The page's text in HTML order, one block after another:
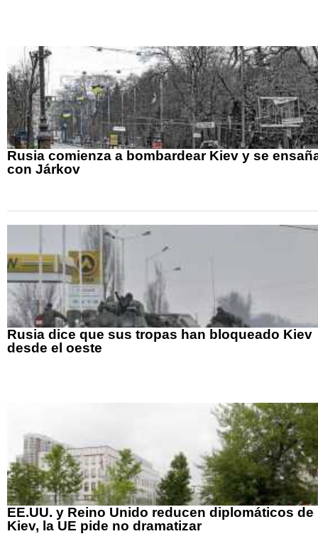
Rusia comienza a bombardear Kiev y se
con Járkov
Rusia dice que sus tropas han bloqueado Kiev
desde el oeste
EE.UU. y Reino Unido reducen diplomáticos de
Kiev, la UE pide no dramatizar